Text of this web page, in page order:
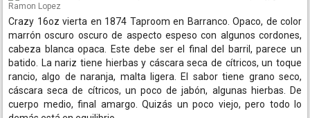
Ramon Lopez
Crazy 16oz vierta en 1874 Taproom en Barranco. Opaco, de color
marrón oscuro oscuro de aspecto espeso con algunos cordones,
cabeza blanca opaca. Este debe ser el final del barril, parece un
batido. La nariz tiene hierbas y cáscara seca de cítricos, un toque
rancio, algo de naranja, malta ligera. El sabor tiene grano seco,
cáscara seca de cítricos, un poco de jabón, algunas hierbas. De
cuerpo medio, final amargo. Quizás un poco viejo, pero todo lo